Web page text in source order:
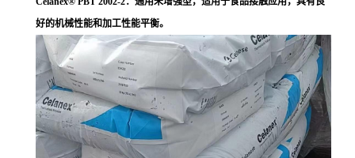
好的机械性能和加工性能平衡。